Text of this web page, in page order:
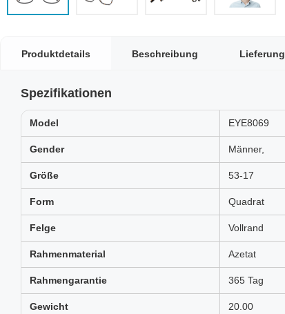
Produktdetails Beschreibung Lieferung
Spezifikationen
Model EYE8069
Gender Männer,
Größe 53-17
Form Quadrat
Felge Vollrand
Rahmenmaterial Azetat
Rahmengarantie 365 Tag
Gewicht 20.00